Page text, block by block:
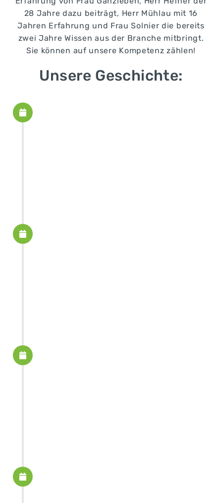
28 Jahre dazu beiträgt, Herr Mühlau mit 16
Jahren Erfahrung und Frau Solnier die bereits
zwei Jahre Wissen aus der Branche mitbringt.
Sie können auf unsere Kompetenz zählen!
Unsere Geschichte: